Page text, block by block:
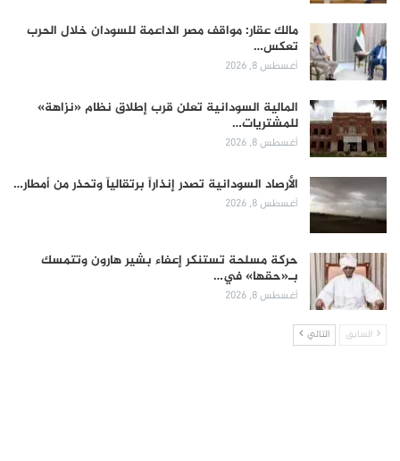
مالك عقار: مواقف مصر الداعمة للسودان خلال الحرب
تعكس…
أغسطس 8, 2026
المالية السودانية تعلن قرب إطلاق نظام «نزاهة»
للمشتريات…
أغسطس 8, 2026
الأرصاد السودانية تصدر إنذاراً برتقالياً وتحذر من أمطار…
أغسطس 8, 2026
حركة مسلحة تستنكر إعفاء بشير هارون وتتمسك
بـ«حقها» في…
أغسطس 8, 2026
السابق التالي